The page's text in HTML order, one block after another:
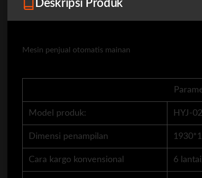
Deskripsi Produk
Mesin penjual otomatis mainan
Model produk: HYJ-
Dimensi penampilan
Cara kargo konvensional 6